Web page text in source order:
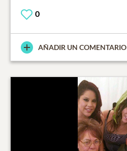
0
AÑADIR UN COMENTARIO